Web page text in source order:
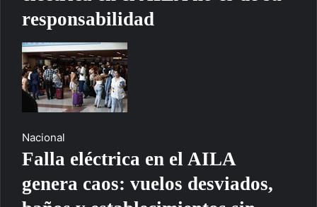
responsabilidad
Nacional
Falla eléctrica en el AILA
genera caos: vuelos desviados,